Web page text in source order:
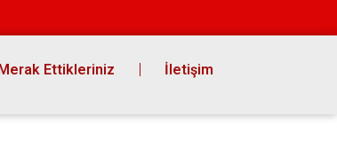
Ettikleriniz İletişim